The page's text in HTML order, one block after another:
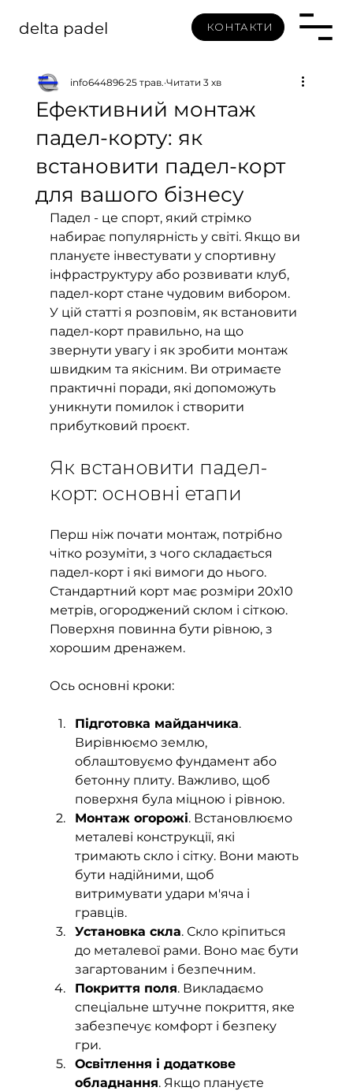
delta padel КОНТАКТИ
Ефективний монтаж
падел-корту: як
встановити падел-корт
для вашого бізнесу
info644896 25 трав. Читати 3 хв
Падел - це спорт, який стрімко
набирає популярність у світі. Якщо ви
плануєте інвестувати у спортивну
інфраструктуру або розвивати клуб,
падел-корт стане чудовим вибором.
У цій статті я розповім, як встановити
падел-корт правильно, на що
звернути увагу і як зробити монтаж
швидким та якісним. Ви отримаєте
практичні поради, які допоможуть
уникнути помилок і створити
прибутковий проєкт.
Як встановити падел-
корт: основні етапи
Перш ніж почати монтаж, потрібно
чітко розуміти, з чого складається
падел-корт і які вимоги до нього.
Стандартний корт має розміри 20х10
метрів, огороджений склом і сіткою.
Поверхня повинна бути рівною, з
хорошим дренажем.
Ось основні кроки:
Підготовка майданчика.
Вирівнюємо землю,
облаштовуємо фундамент або
бетонну плиту. Важливо, щоб
поверхня була міцною і рівною.
Монтаж огорожі. Встановлюємо
металеві конструкції, які
тримають скло і сітку. Вони мають
бути надійними, щоб
витримувати удари м'яча і
гравців.
Установка скла. Скло кріпиться
до металевої рами. Воно має бути
загартованим і безпечним.
Покриття поля. Викладаємо
спеціальне штучне покриття, яке
забезпечує комфорт і безпеку
гри.
Освітлення і додаткове
обладнання. Якщо плануєте